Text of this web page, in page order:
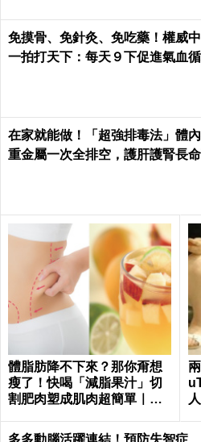
免摸骨、免針灸、免吃藥！權威
一拍打天下：每天９下促進氣血
在家就能做！「超強排毒法」體內
重金屬一次全排空，護肝護腎長
體脂肪降不下來？那你甭想
瘦了！快喝「減脂果汁」切
割肥肉塑成肌肉超簡單｜每
人